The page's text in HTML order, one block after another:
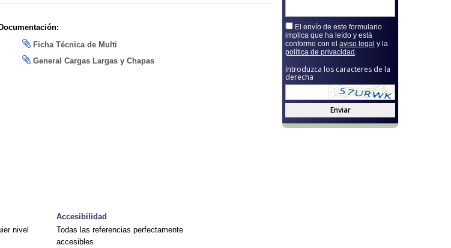
Documentación:
Ficha Técnica de Multi
General Cargas Largas y Chapas
El envío de este formulario
implica que ha leído y está
conforme con el aviso legal y la
política de privacidad .
Introduzca los caracteres de la
derecha
Enviar
nivel
Accesibilidad
Todas las referencias perfectamente
accesibles